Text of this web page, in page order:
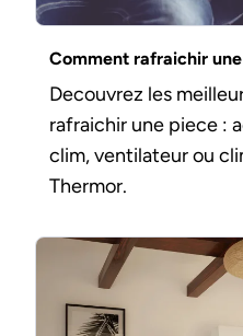
Comment rafraichir
Decouvrez les
rafraichir une piece :
clim, ventilateur ou
Thermor.